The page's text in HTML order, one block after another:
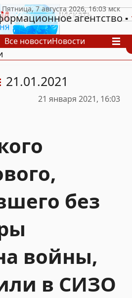
агентство
Все новостиНовости
21.01.2021
21 января 2021, 16:03
без
войны,
в СИЗО